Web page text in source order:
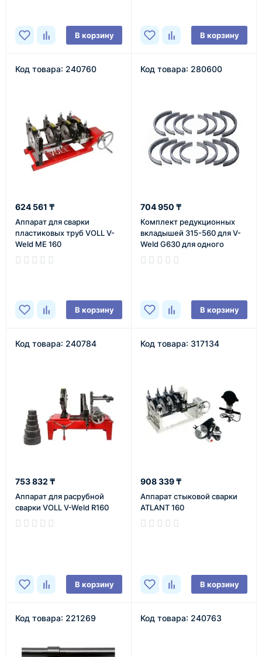
В корзину В корзину
Код товара: 240760
624 561 ₸
Аппарат для сварки
пластиковых труб VOLL V-
Weld ME 160
В корзину
Код товара: 280600
704 950 ₸
Комплект редукционных
вкладышей 315-560 для V-
Weld G630 для одного
зажима
В корзину
Код товара: 240784
753 832 ₸
Аппарат для расрубной
сварки VOLL V-Weld R160
В корзину
Код товара: 317134
908 339 ₸
Аппарат стыковой сварки
ATLANT 160
В корзину
Код товара: 221269 Код товара: 240763